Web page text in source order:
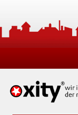
springen